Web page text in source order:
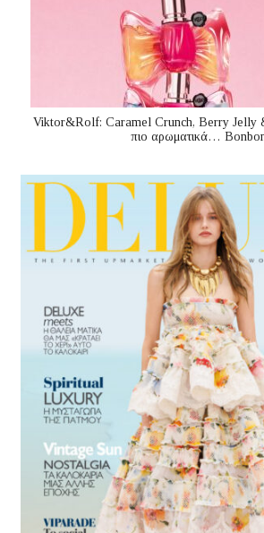
Viktor&Rolf: Caramel Crunch, Berry Jelly
πιο αρωματικά…